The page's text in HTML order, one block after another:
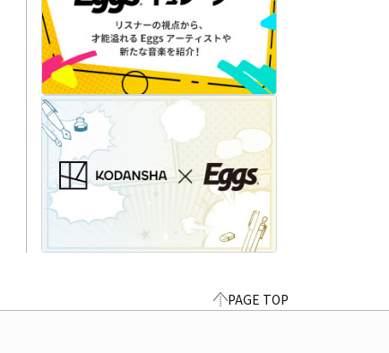
PAGE TOP